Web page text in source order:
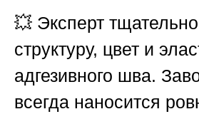
💥 Эксперт
структуру, цвет и
адгезивного шва.
всегда наносится